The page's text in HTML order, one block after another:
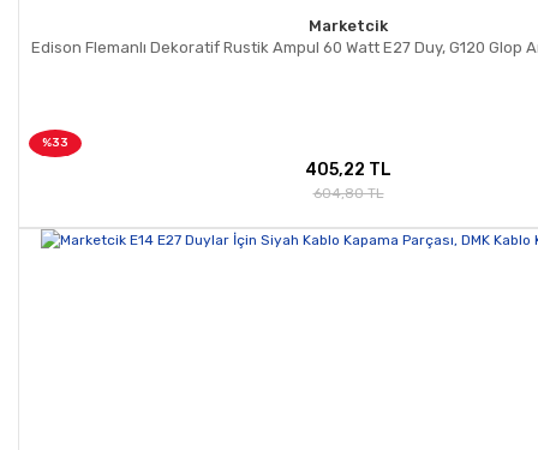
Marketcik
Edison Flemanlı Dekoratif Rustik Ampul 60 Watt E27 Duy, G120 Glop
%33
405,22 TL
604,80 TL